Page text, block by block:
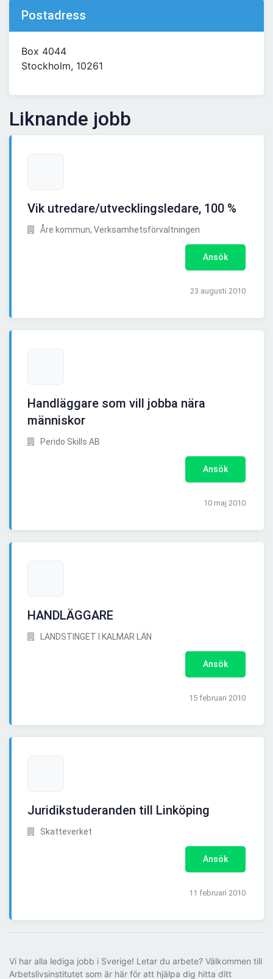
Postadress
Box 4044
Stockholm, 10261
Liknande jobb
Vik utredare/utvecklingsledare, 100 %
Åre kommun, Verksamhetsförvaltningen
Ansök
23 augusti 2010
Handläggare som vill jobba nära
människor
Perido Skills AB
Ansök
10 maj 2010
HANDLÄGGARE
LANDSTINGET I KALMAR LÄN
Ansök
15 februari 2010
Juridikstuderanden till Linköping
Skatteverket
Ansök
11 februari 2010
Vi har alla lediga jobb i Sverige! Letar du arbete? Välkommen till
Arbetslivsinstitutet som är här för att hjälpa dig hitta ditt